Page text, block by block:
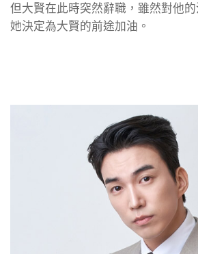
但大賢在此時突然辭職，雖然對他
她決定為大賢的前途加油。